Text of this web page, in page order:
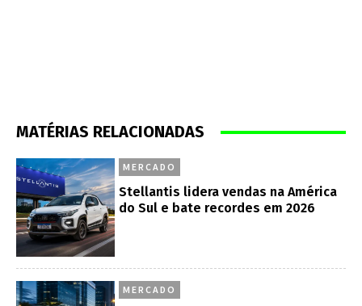
MATÉRIAS RELACIONADAS
MERCADO
Stellantis lidera vendas na América
do Sul e bate recordes em 2026
MERCADO